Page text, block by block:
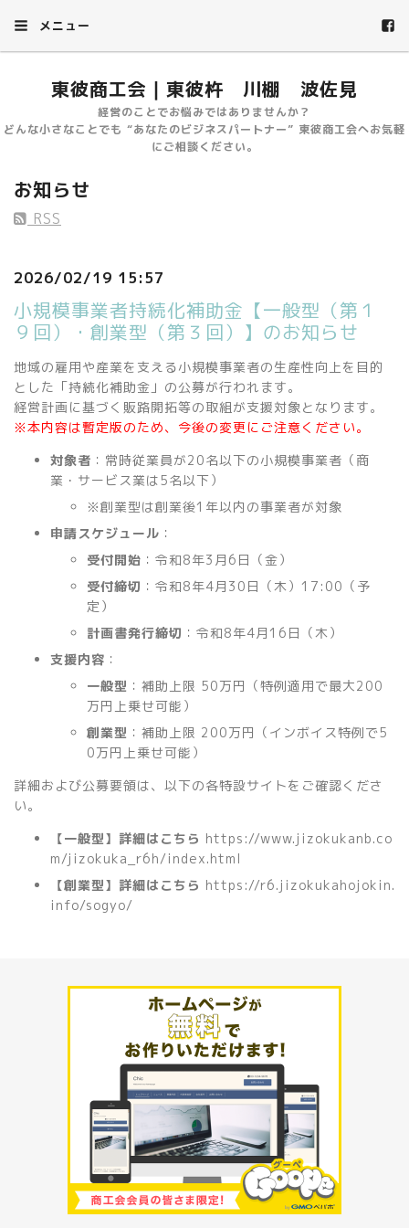
メニュー
東彼商工会｜東彼杵 川棚 波佐見
経営のことでお悩みではありませんか？
どんな小さなことでも “あなたのビジネスパートナー” 東彼商工会へお気軽
にご相談ください。
お知らせ
RSS
2026/02/19 15:57
小規模事業者持続化補助金【一般型（第１
９回）・創業型（第３回）】のお知らせ
地域の雇用や産業を支える小規模事業者の生産性向上を目的
とした「持続化補助金」の公募が行われます。
経営計画に基づく販路開拓等の取組が支援対象となります。
※本内容は暫定版のため、今後の変更にご注意ください。
対象者 ：常時従業員が20名以下の小規模事業者（商
業・サービス業は5名以下）
※創業型は創業後1年以内の事業者が対象
申請スケジュール ：
受付開始 ：令和8年3月6日（金）
受付締切 ：令和8年4月30日（木）17:00（予
定）
計画書発行締切 ：令和8年4月16日（木）
支援内容 ：
一般型 ：補助上限 50万円（特例適用で最大200
万円上乗せ可能）
創業型 ：補助上限 200万円（インボイス特例で5
0万円上乗せ可能）
詳細および公募要領は、以下の各特設サイトをご確認くださ
い。
【一般型】詳細はこちら https://www.jizokukanb.co
m/jizokuka_r6h/index.html
【創業型】詳細はこちら https://r6.jizokukahojokin.
info/sogyo/